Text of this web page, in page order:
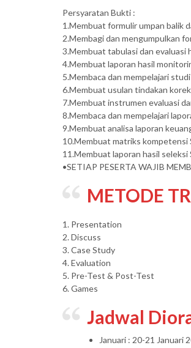
Persyaratan Bukti :
1.Membuat formulir umpan balik
2.Membagi dan mengumpulkan
3.Membuat tabulasi dan evaluasi
4.Membuat laporan hasil
5.Membaca dan mempelajari
6.Membuat usulan tindakan
7.Membuat instrumen evaluasi
8.Membaca dan mempelajari
9.Membuat analisa laporan
10.Membuat matriks kompetensi
11.Membuat laporan hasil
•SETIAP PESERTA WAJIB
METODE
1. Presentation
2. Discuss
3. Case Study
4. Evaluation
5. Pre-Test & Post-Test
6. Games
Jadwal
Januari : 20-21 Januari